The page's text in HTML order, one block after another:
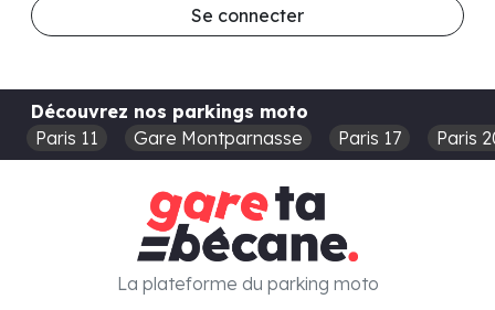
Se connecter
Découvrez nos parkings moto
Paris 11
Gare Montparnasse Paris 17 Paris
La plateforme du parking moto